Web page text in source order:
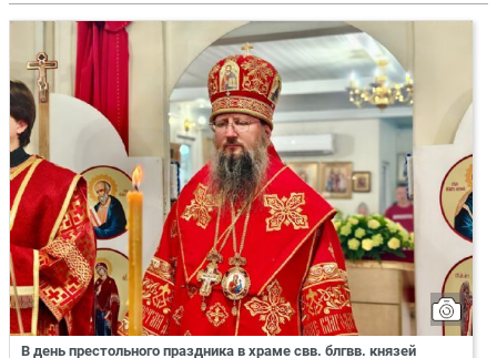
В день престольного праздника в храме свв. блгвв. князей